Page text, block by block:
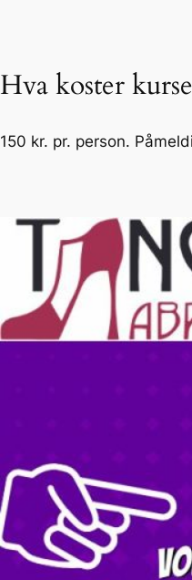
Hva koster
150 kr. pr. person.